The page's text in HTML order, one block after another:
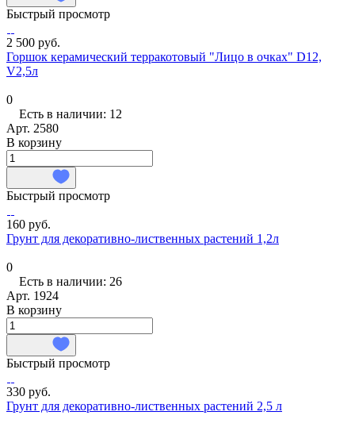
Быстрый просмотр
2 500 руб.
Горшок керамический терракотовый "Лицо в очках" D12,
V2,5л
0
Есть в наличии: 12
Арт. 2580
В корзину
Быстрый просмотр
160 руб.
Грунт для декоративно-лиственных растений 1,2л
0
Есть в наличии: 26
Арт. 1924
В корзину
Быстрый просмотр
330 руб.
Грунт для декоративно-лиственных растений 2,5 л